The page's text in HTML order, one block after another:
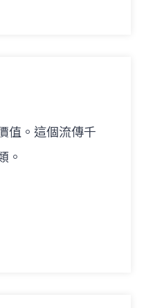
值。這個流傳千
。